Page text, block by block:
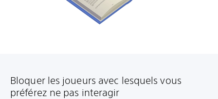
Bloquer les joueurs avec lesquels vous
préférez ne pas interagir